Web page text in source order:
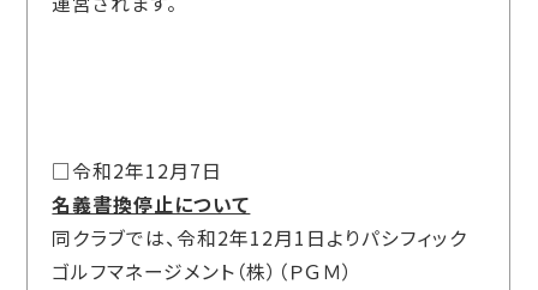
□令和2年12月7日
名義書換停止について
同クラブでは、令和2年12月1日よりパシフィック
ゴルフマネージメント（株）（ＰＧＭ）